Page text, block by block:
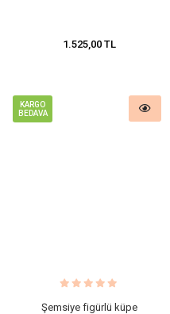
1.525,00 TL
KARGO
BEDAVA
Şemsiye figürlü küpe